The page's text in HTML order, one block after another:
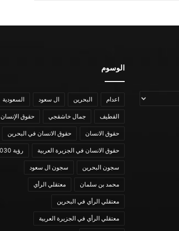
الوسوم
اعدام البحرين ال سعود السعودية
القطيف جمال خاشقجي حقوق الإنسان
حقوق الانسان حقوق الانسان في البحرين
حقوق الانسان في الجزيرة العربية رؤية 2030
سجون البحرين سجون ال سعود
محمد بن سلمان معتقلي الرأي
معتقلي الرأي في البحرين
معتقلي الرأي في الجزيرة العربية